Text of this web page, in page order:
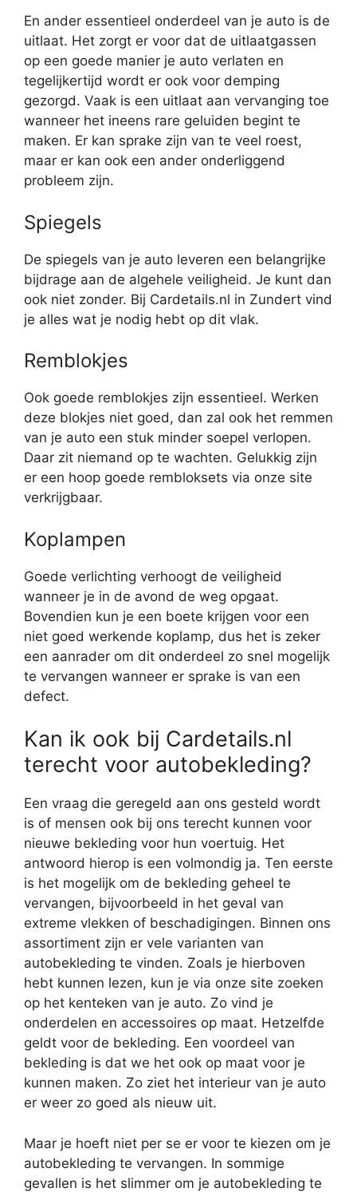
En ander essentieel onderdeel van je auto is de
uitlaat. Het zorgt er voor dat de uitlaatgassen
op een goede manier je auto verlaten en
tegelijkertijd wordt er ook voor demping
gezorgd. Vaak is een uitlaat aan vervanging toe
wanneer het ineens rare geluiden begint te
maken. Er kan sprake zijn van te veel roest,
maar er kan ook een ander onderliggend
probleem zijn.
Spiegels
De spiegels van je auto leveren een belangrijke
bijdrage aan de algehele veiligheid. Je kunt dan
ook niet zonder. Bij Cardetails.nl in Zundert vind
je alles wat je nodig hebt op dit vlak.
Remblokjes
Ook goede remblokjes zijn essentieel. Werken
deze blokjes niet goed, dan zal ook het remmen
van je auto een stuk minder soepel verlopen.
Daar zit niemand op te wachten. Gelukkig zijn
er een hoop goede rembloksets via onze site
verkrijgbaar.
Koplampen
Goede verlichting verhoogt de veiligheid
wanneer je in de avond de weg opgaat.
Bovendien kun je een boete krijgen voor een
niet goed werkende koplamp, dus het is zeker
een aanrader om dit onderdeel zo snel mogelijk
te vervangen wanneer er sprake is van een
defect.
Kan ik ook bij Cardetails.nl
terecht voor autobekleding?
Een vraag die geregeld aan ons gesteld wordt
is of mensen ook bij ons terecht kunnen voor
nieuwe bekleding voor hun voertuig. Het
antwoord hierop is een volmondig ja. Ten eerste
is het mogelijk om de bekleding geheel te
vervangen, bijvoorbeeld in het geval van
extreme vlekken of beschadigingen. Binnen ons
assortiment zijn er vele varianten van
autobekleding te vinden. Zoals je hierboven
hebt kunnen lezen, kun je via onze site zoeken
op het kenteken van je auto. Zo vind je
onderdelen en accessoires op maat. Hetzelfde
geldt voor de bekleding. Een voordeel van
bekleding is dat we het ook op maat voor je
kunnen maken. Zo ziet het interieur van je auto
er weer zo goed als nieuw uit.
Maar je hoeft niet per se er voor te kiezen om je
autobekleding te vervangen. In sommige
gevallen is het slimmer om je autobekleding te